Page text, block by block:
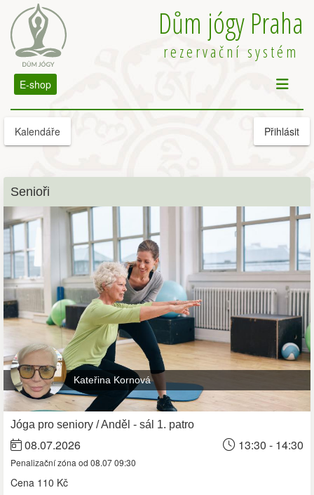
Dům jógy Praha
rezervační systém
E-shop
Kalendáře Přihlásit
Senioři
Kateřina Kornová
Jóga pro seniory / Anděl - sál 1. patro
08.07.2026 13:30 - 14:30
Penalizační zóna od 08.07 09:30
Cena 110 Kč